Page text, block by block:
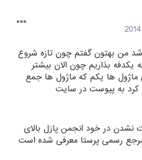
من بهتون گفتم چون تازه شروع
بذاریم چون الان بیشتر
ماژول ها یکم که ماژول ها جمع
به پیوست در سایت
نشدن در خود انجمن پازل بالای
رسمی پرستا معرفی شده است